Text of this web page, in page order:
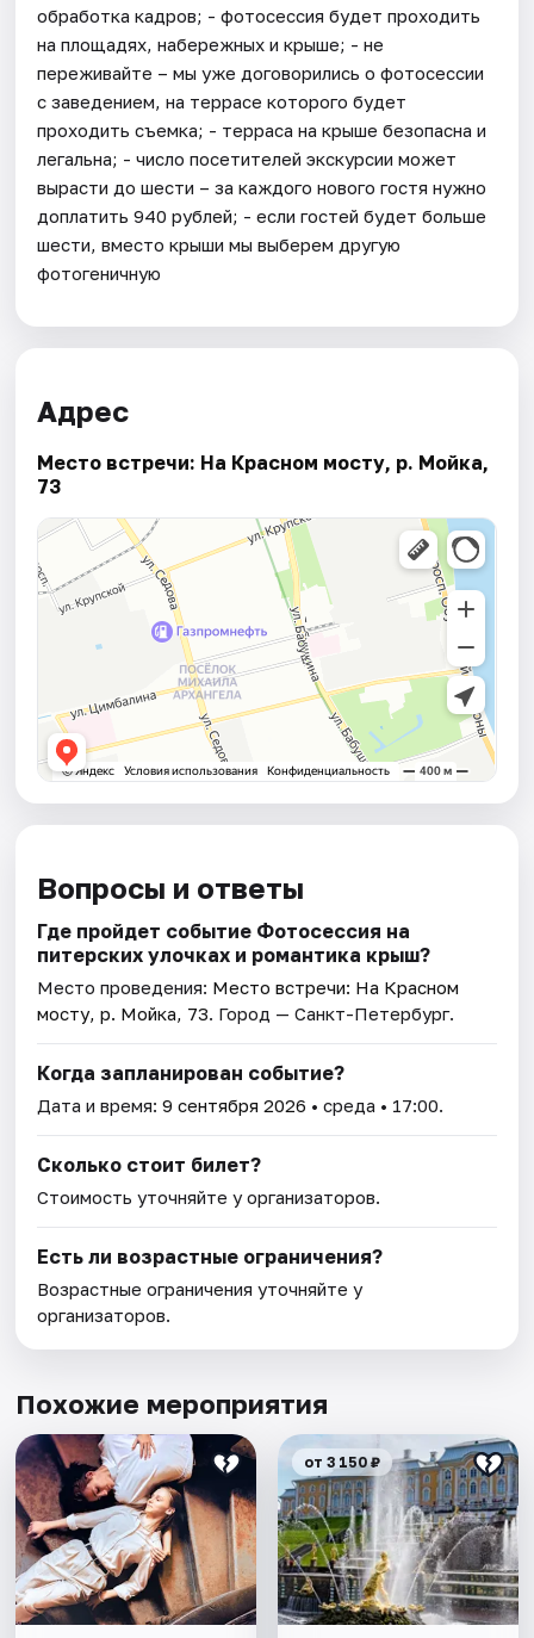
обработка кадров; - фотосессия будет проходить
на площадях, набережных и крыше; - не
переживайте – мы уже договорились о фотосессии
с заведением, на террасе которого будет
проходить съемка; - терраса на крыше безопасна и
легальна; - число посетителей экскурсии может
вырасти до шести – за каждого нового гостя нужно
доплатить 940 рублей; - если гостей будет больше
шести, вместо крыши мы выберем другую
фотогеничную
Адрес
Место встречи: На Красном мосту, р. Мойка,
73
Вопросы и ответы
Где пройдет событие Фотосессия на
питерских улочках и романтика крыш?
Место проведения: Место встречи: На Красном
мосту, р. Мойка, 73. Город — Санкт-Петербург.
Когда запланирован событие?
Дата и время:9 сентября 2026 • среда • 17:00.
Сколько стоит билет?
Стоимость уточняйте у организаторов.
Есть ли возрастные ограничения?
Возрастные ограничения уточняйте у
организаторов.
Похожие мероприятия
от 3 150 ₽